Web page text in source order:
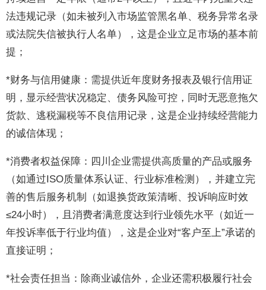
法违规记录（如未被列入市场监管黑名单、税务异常名录
或法院失信被执行人名单），这是企业立足市场的基本前
提；
*财务与信用健康：需提供近年度财务报表及银行信用证
明，显示经营状况稳定、债务风险可控，同时无恶意拖欠
货款、逃税漏税等不良信用记录，这是企业持续经营能力
的诚信体现；
*消费者权益保障：四川企业需提供高质量的产品或服务
（如通过ISO质量体系认证、行业标准检测），并建立完
善的售后服务机制（如退换货政策清晰、投诉响应时效
≤24小时），且消费者满意度达到行业领先水平（如近一
年投诉率低于行业均值），这是企业对“客户至上”承诺的
直接证明；
*社会责任担当：除商业诚信外，企业还需积极履行社会